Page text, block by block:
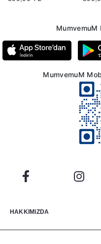
MumvemuM
MumvemuM
HAKKIMIZDA